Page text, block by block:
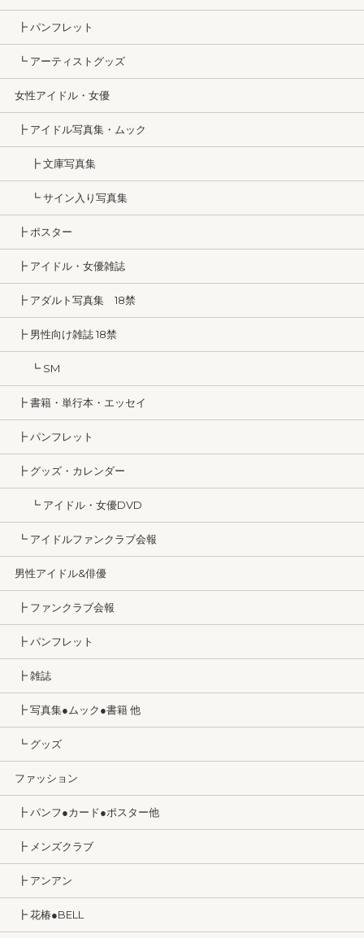
┣ パンフレット
┗ アーティストグッズ
女性アイドル・女優
┣ アイドル写真集・ムック
┣ 文庫写真集
┗ サイン入り写真集
┣ ポスター
┣ アイドル・女優雑誌
┣ アダルト写真集 18禁
┣ 男性向け雑誌 18禁
┗ SM
┣ 書籍・単行本・エッセイ
┣ パンフレット
┣ グッズ・カレンダー
┗ アイドル・女優DVD
┗ アイドルファンクラブ会報
男性アイドル&俳優
┣ ファンクラブ会報
┣ パンフレット
┣ 雑誌
┣ 写真集●ムック●書籍 他
┗ グッズ
ファッション
┣ パンフ●カード●ポスター他
┣ メンズクラブ
┣ アンアン
┣ 花椿●BELL